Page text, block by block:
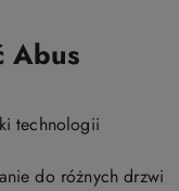
Abus
technologii
do różnych drzwi